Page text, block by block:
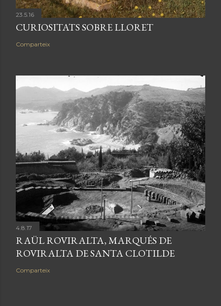
23.5.16
CURIOSITATS SOBRE LLORET
Comparteix
4.8.17
RAÜL ROVIRALTA, MARQUÉS DE
ROVIRALTA DE SANTA CLOTILDE
Comparteix